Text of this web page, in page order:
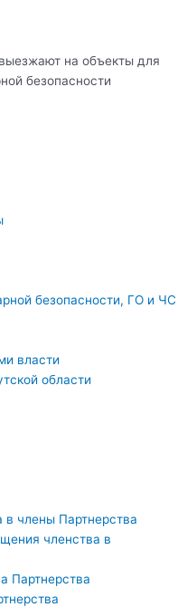
на объекты для
безопасности
безопасности, ГО и ЧС
власти
области
в члены Партнерства
членства в
Партнерства